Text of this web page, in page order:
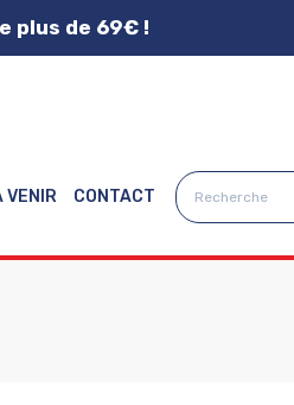
plus de 69€ !
VENIR CONTACT